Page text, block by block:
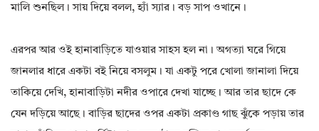
মালি শুনছিল। সায় দিয়ে বলল, হ্যাঁ স্যার। বড় সাপ ওখানে।
এরপর আর ওই হানাবাড়িতে যাওয়ার সাহস হল না। অগত্যা ঘরে গিয়ে
জানলার ধারে একটা বই নিয়ে বসলুম। যা একটু পরে খোলা জানালা দিয়ে
তাকিয়ে দেখি, হানাবাড়িটা নদীর ওপারে দেখা যাচ্ছে। আর তার ছাদে কে
যেন দড়িয়ে আছে। বাড়ির ছাদের ওপর একটা প্রকাণ্ড গাছ ঝুঁকে পড়ায় তার